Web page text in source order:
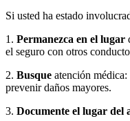
Si usted ha estado
1. Permanezca en el lugar
el seguro con otros
2. Busque atención
prevenir daños mayores.
3. Documente el lugar del